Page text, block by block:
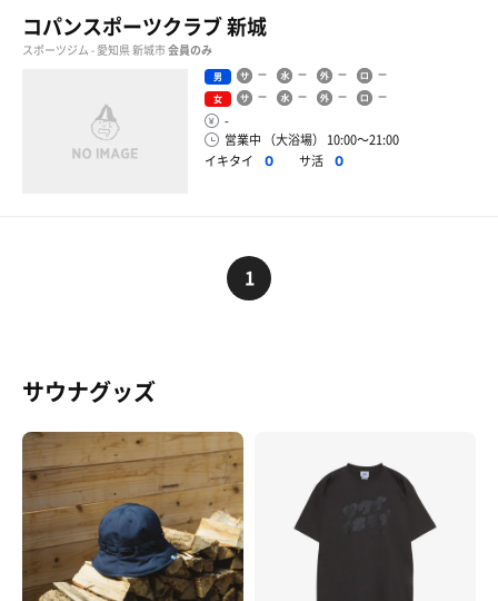
コパンスポーツクラブ 新城
スポーツジム - 愛知県 新城市会員のみ
男
女
-
営業中 （大浴場） 10:00〜21:00
イキタイ
0 サ活 0
1
サウナグッズ